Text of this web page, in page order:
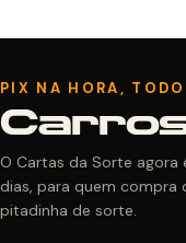
PIX NA HORA,
O Cartas da Sorte agora
dias, para quem
pitadinha de sorte.